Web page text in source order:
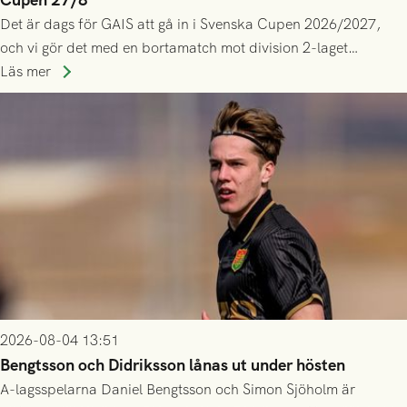
Det är dags för GAIS att gå in i Svenska Cupen 2026/2027,
och vi gör det med en bortamatch mot division 2-laget
Husqvarna FF. Häng med och stötta grönsvart på plats!
Läs mer
2026-08-04 13:51
Bengtsson och Didriksson lånas ut under hösten
A-lagsspelarna Daniel Bengtsson och Simon Sjöholm är